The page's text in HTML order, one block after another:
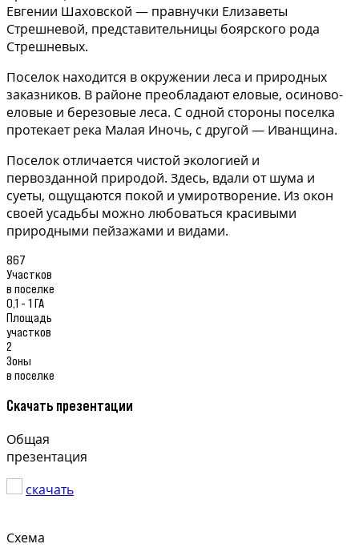
Евгении Шаховской — правнучки Елизаветы
Стрешневой, представительницы боярского рода
Стрешневых.
Поселок находится в окружении леса и природных
заказников. В районе преобладают еловые, осиново-
еловые и березовые леса. С одной стороны поселка
протекает река Малая Иночь, с другой — Иванщина.
Поселок отличается чистой экологией и
первозданной природой. Здесь, вдали от шума и
суеты, ощущаются покой и умиротворение. Из окон
своей усадьбы можно любоваться красивыми
природными пейзажами и видами.
867
Участков
в поселке
0,1 - 1 ГА
Площадь
участков
2
Зоны
в поселке
Скачать презентации
Общая
презентация
скачать
Схема